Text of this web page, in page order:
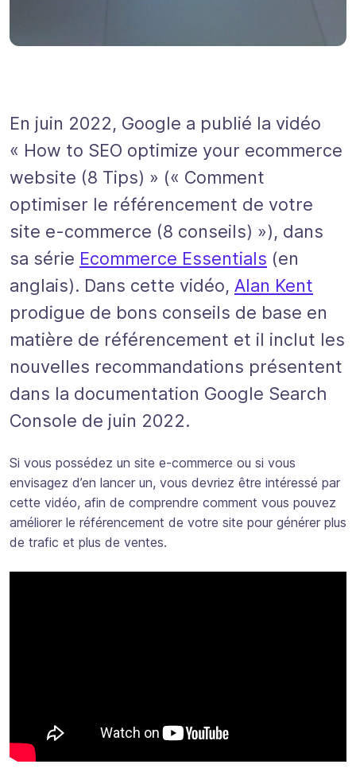
En juin 2022, Google a publié la vidéo
« How to SEO optimize your ecommerce
website (8 Tips) » (« Comment
optimiser le référencement de votre
site e-commerce (8 conseils) »), dans
sa série Ecommerce Essentials (en
anglais). Dans cette vidéo, Alan Kent
prodigue de bons conseils de base en
matière de référencement et il inclut les
nouvelles recommandations présentent
dans la documentation Google Search
Console de juin 2022.
Si vous possédez un site e-commerce ou si vous
envisagez d’en lancer un, vous devriez être intéressé par
cette vidéo, afin de comprendre comment vous pouvez
améliorer le référencement de votre site pour générer plus
de trafic et plus de ventes.